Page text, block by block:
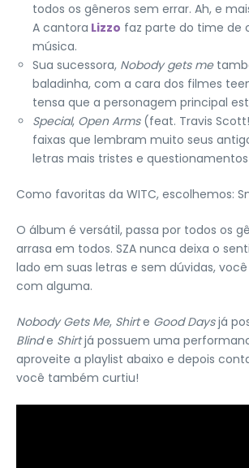
todos os gêneros sem errar. Ah, e
A cantora Lizzo faz parte do time de
música.
Sua sucessora, Nobody gets me
baladinha, com a cara dos filmes
tensa que a personagem principal
Special, Open Arms(feat. Travis
faixas que lembram muito seus
letras mais tristes e questionamentos
Como favoritas da WITC, escolhemos:
O álbum é versátil, passa por todos os
arrasa em todos. SZA nunca deixa o
lado em suas letras e sem dúvidas,
com alguma.
Nobody Gets Me, Shirte Good Daysjá
Blinde Shirtjá possuem uma
aproveite a playlist abaixo e depois
você também curtiu!